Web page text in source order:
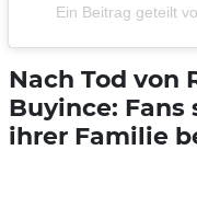
Ein Beitrag geteilt
Nach Tod von
Buyince: Fans
ihrer Familie